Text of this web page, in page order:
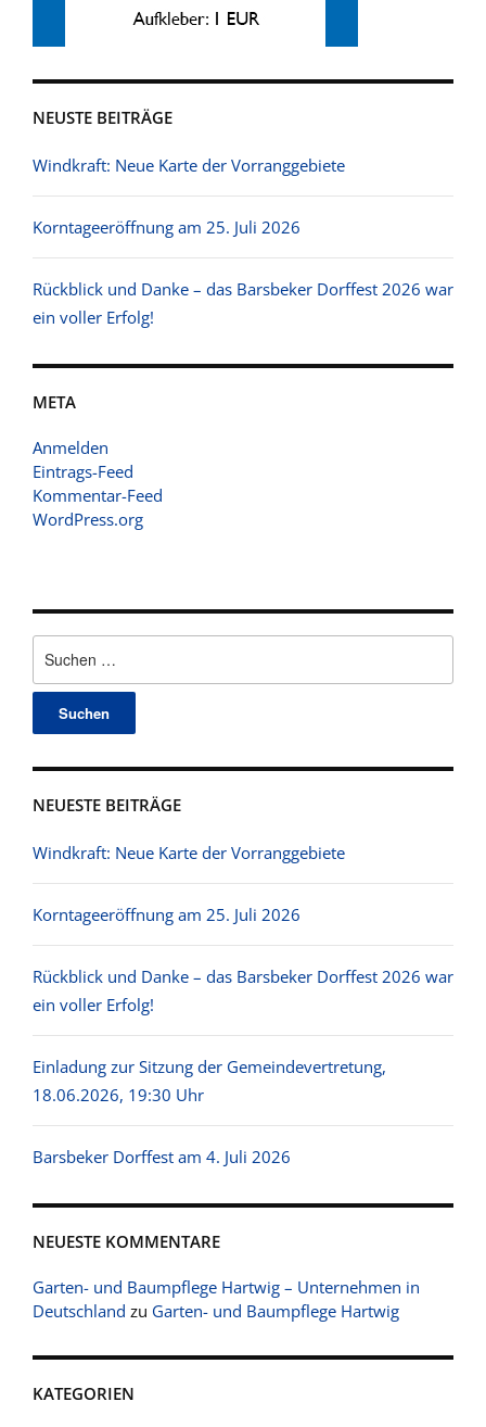
nach:
NEUESTE BEITRÄGE
Windkraft: Neue Karte der Vorranggebiete
Korntageeröffnung am 25. Juli 2026
Rückblick und Danke – das Barsbeker Dorffest 2026 war
ein voller Erfolg!
Einladung zur Sitzung der Gemeindevertretung,
18.06.2026, 19:30 Uhr
Barsbeker Dorffest am 4. Juli 2026
NEUESTE KOMMENTARE
Garten- und Baumpflege Hartwig – Unternehmen in
Deutschland zu Garten- und Baumpflege Hartwig
KATEGORIEN
NEUSTE BEITRÄGE
Windkraft: Neue Karte der Vorranggebiete
Korntageeröffnung am 25. Juli 2026
Rückblick und Danke – das Barsbeker Dorffest 2026 war
ein voller Erfolg!
META
Anmelden
Eintrags-Feed
Kommentar-Feed
WordPress.org